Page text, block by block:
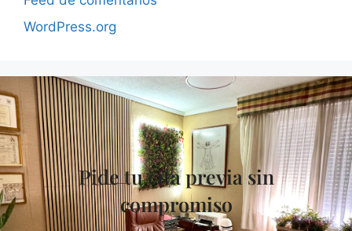
WordPress.org
Pide tu cita previa sin
compromiso